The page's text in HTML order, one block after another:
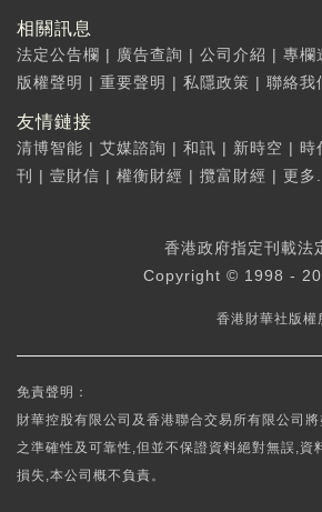
相關訊息
法定公告欄 | 廣告查詢 | 公司介紹 | 專欄
版權聲明 | 重要聲明 | 私隱政策 | 聯絡我
友情鏈接
清博智能 | 艾媒諮詢 | 和訊 | 新時空 | 時
刊
| 壹財信 | 權衡財經 | 攬富財經 | 更多
香港政府指定刊載法
Copyright © 1998 -
香港財華社版權
免責聲明：
財華控股有限公司及香港聯合交易所有限公司
之準確性及可靠性,但並不保證資料絕對無誤,資
損失,本公司概不負責。